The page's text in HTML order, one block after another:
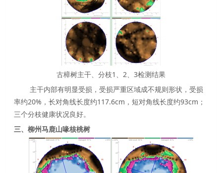
古樟树主干、分枝1、2、3检测结果
主干内部有明显受损，受损严重区域成不规则形状，受损
率约20%，长对角线长度约117.6cm，短对角线长度约93cm；
三个分枝健康状况良好。
三、柳州马鹿山喙核桃树